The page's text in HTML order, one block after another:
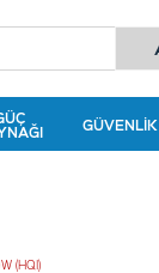
GÜVENLIK
(HQI)